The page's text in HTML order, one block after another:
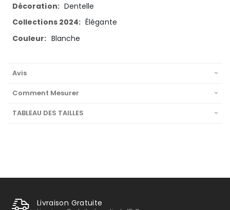
Dentelle
Élégante
Blanche
Avis
Comment Mesurer
TABLEAU DES TAILLES
Livraison Gratuite